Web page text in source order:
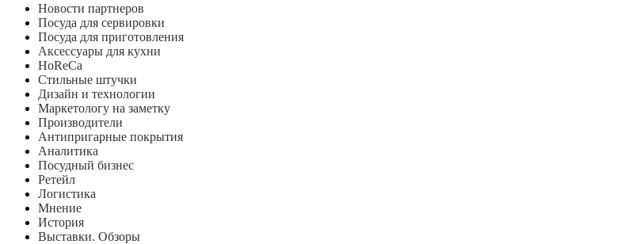
Новости партнеров
Посуда для сервировки
Посуда для приготовления
Аксессуары для кухни
HoReCa
Стильные штучки
Дизайн и технологии
Маркетологу на заметку
Производители
Антипригарные покрытия
Аналитика
Посудный бизнес
Ретейл
Логистика
Мнение
История
Выставки. Обзоры